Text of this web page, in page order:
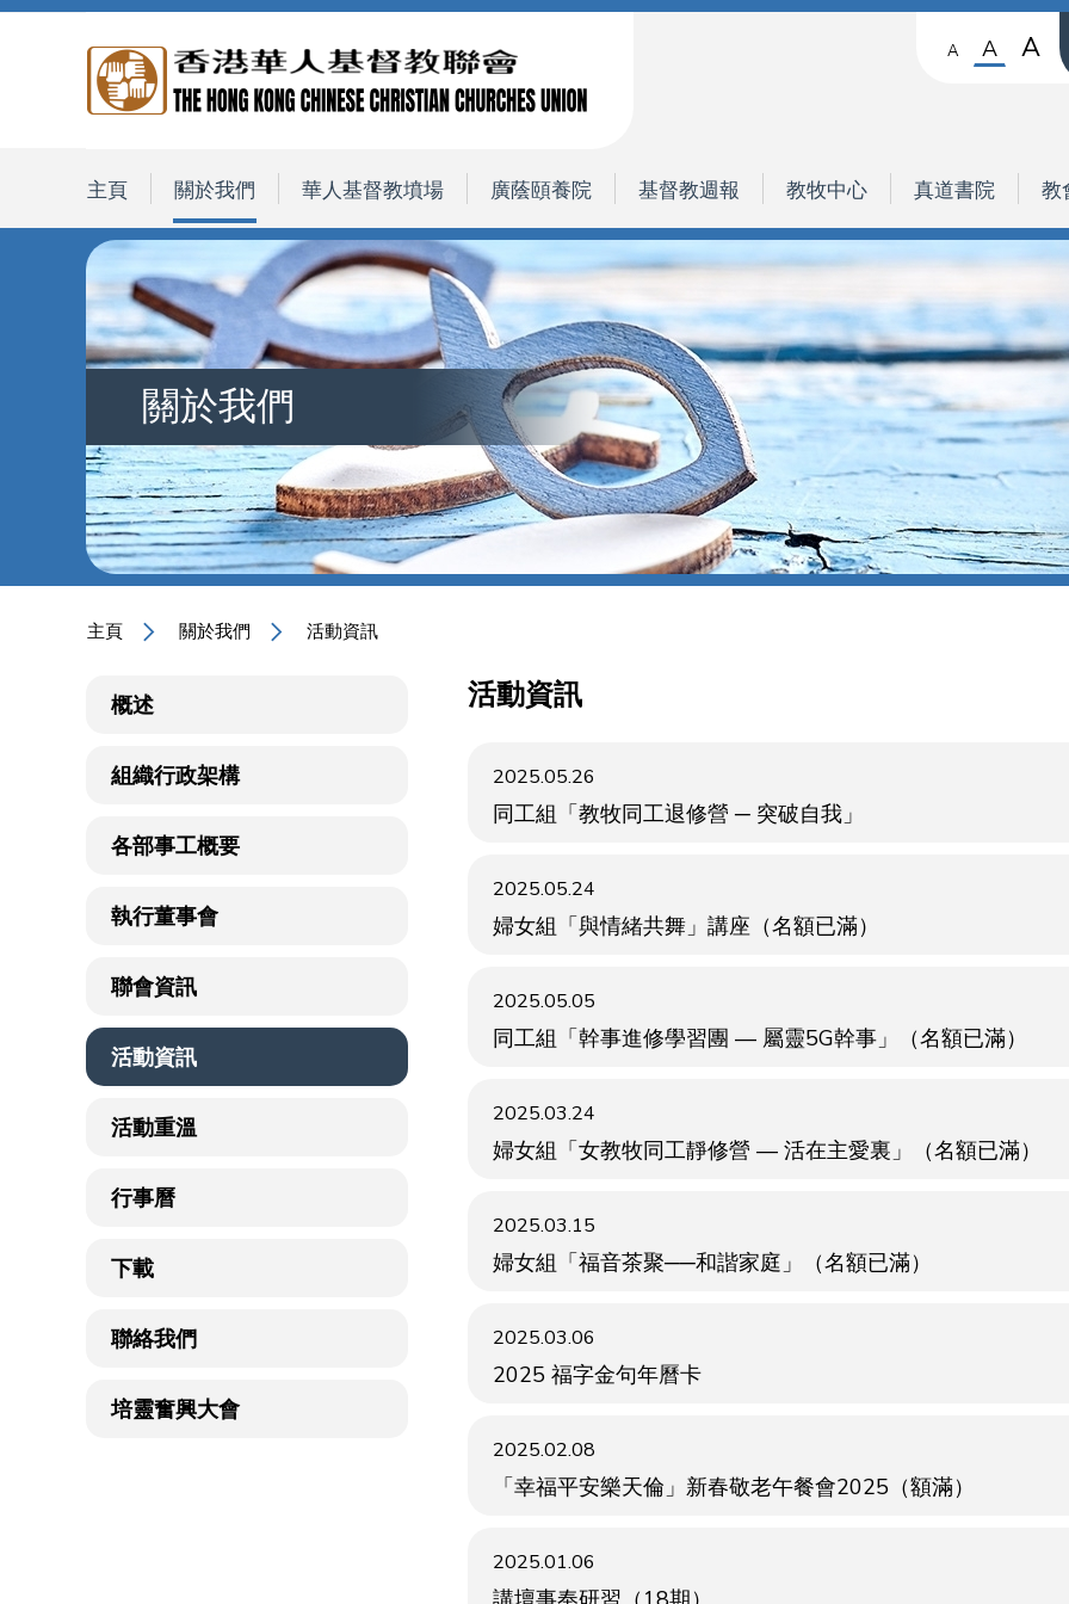
A A A
主頁 關於我們 華人基督教墳場 廣蔭頤養院 基督教週報 教牧中心 真道書院 教
關於我們
主頁 關於我們 活動資訊
概述
組織行政架構
各部事工概要
執行董事會
聯會資訊
活動資訊
活動重溫
行事曆
下載
聯絡我們
培靈奮興大會
活動資訊
2025.05.26
同工組「教牧同工退修營 ─ 突破自我」
2025.05.24
婦女組「與情緒共舞」講座（名額已滿）
2025.05.05
同工組「幹事進修學習團 — 屬靈5G幹事」（名額已滿）
2025.03.24
婦女組「女教牧同工靜修營 — 活在主愛裏」（名額已滿）
2025.03.15
婦女組「福音茶聚──和諧家庭」（名額已滿）
2025.03.06
2025 福字金句年曆卡
2025.02.08
「幸福平安樂天倫」新春敬老午餐會2025（額滿）
2025.01.06